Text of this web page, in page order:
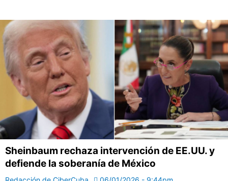
Sheinbaum rechaza intervención de EE.UU. y
defiende la soberanía de México